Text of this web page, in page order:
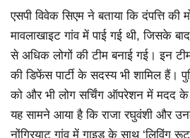
एसपी विवेक सिएम ने बताया कि दंपत्ति की
मावलाखाइट गांव में पाई गई थी, जिसके
से अधिक लोगों की टीम बनाई गई। इन
की डिफेंस पार्टी के सदस्य भी शामिल हैं।
को और भी लोग सर्चिंग ऑपरेशन में मदद
यह सामने आया है कि राजा रघुवंशी और
नोंग्रियाट गांव में गाइड के साथ ‘लिविंग